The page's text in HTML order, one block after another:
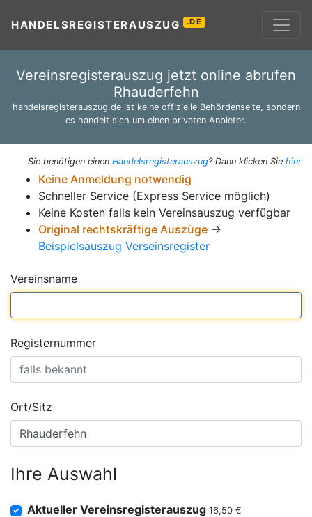
HANDELSREGISTERAUSZUG .DE
Vereinsregisterauszug jetzt online abrufen
Rhauderfehn
handelsregisterauszug.de ist keine offizielle Behördenseite, sondern
es handelt sich um einen privaten Anbieter.
Sie benötigen einen Handelsregisterauszug? Dann klicken Sie hier
Keine Anmeldung notwendig
Schneller Service (Express Service möglich)
Keine Kosten falls kein Vereinsauszug verfügbar
Original rechtskräftige Auszüge →
Beispielsauszug Verseinsregister
Vereinsname
Registernummer
Ort/Sitz
Ihre Auswahl
Aktueller Vereinsregisterauszug 16,50 €